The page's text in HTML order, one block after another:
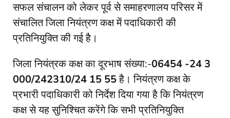
सफल संचालन को लेकर पूर्व से समाहरणालय परिसर में
संचालित जिला नियंत्रण कक्ष में पदाधिकारी की
प्रतिनियुक्ति की गई है।
जिला नियंत्रक कक्ष का दूरभाष संख्या:-06454 -24 3
000/242310/24 15 55है। नियंत्रण कक्ष के
प्रभारी पदाधिकारी को निर्देश दिया गया है कि नियंत्रण
कक्ष से यह सुनिश्चित करेंगे कि सभी प्रतिनियुक्ति